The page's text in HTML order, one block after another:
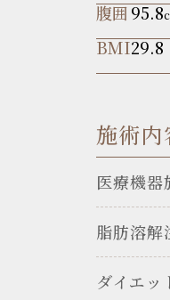
腹囲95.8
BMI29.8
施術内
医療機器
脂肪溶解
ダイエッ